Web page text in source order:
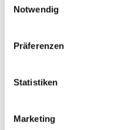
Notwendig
Präferenzen
Statistiken
Marketing
rot (Art.Nr. 56677)